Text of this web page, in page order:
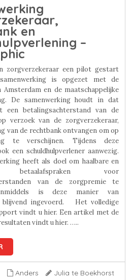
en
–
zorgverzekeraar een pilot gestart
is opgezet met de
Amsterdam en de maatschappelijke
De samenwerking houdt in dat
een betalingsachterstand van de
verzoek van de zorgverzekeraar,
van de rechtbank ontvangen om op
te verschijnen. Tijdens deze
een schuldhulpverlener aanwezig.
heeft als doel om haalbare en
betaalafspraken voor
van de zorgpremie te
is deze manier van
blijvend ingevoerd. Het volledige
vindt u hier. Een artikel met de
vindt u hier. …..
Anders Julia te Boekhorst